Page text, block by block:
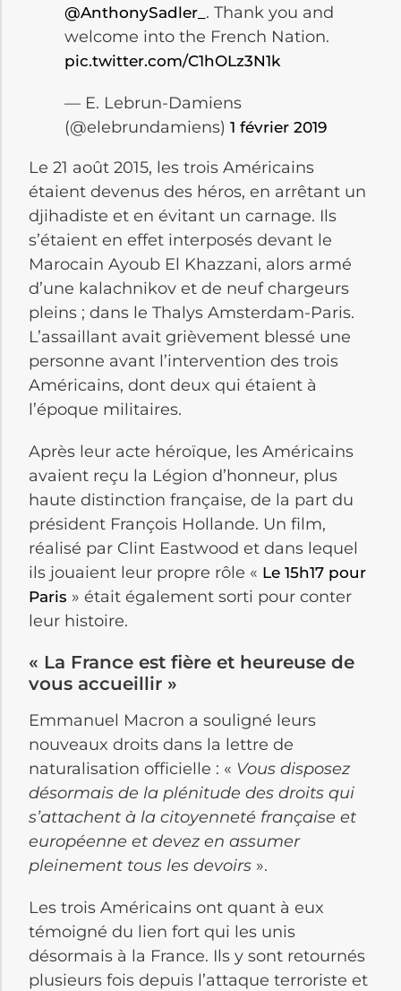
@AnthonySadler_ . Thank you and
welcome into the French Nation.
pic.twitter.com/C1hOLz3N1k
— E. Lebrun-Damiens
(@elebrundamiens) 1 février 2019
Le 21 août 2015, les trois Américains
étaient devenus des héros, en arrêtant un
djihadiste et en évitant un carnage. Ils
s’étaient en effet interposés devant le
Marocain Ayoub El Khazzani, alors armé
d’une kalachnikov et de neuf chargeurs
pleins ; dans le Thalys Amsterdam-Paris.
L’assaillant avait grièvement blessé une
personne avant l’intervention des trois
Américains, dont deux qui étaient à
l’époque militaires.
Après leur acte héroïque, les Américains
avaient reçu la Légion d’honneur, plus
haute distinction française, de la part du
président François Hollande. Un film,
réalisé par Clint Eastwood et dans lequel
ils jouaient leur propre rôle « Le 15h17 pour
Paris » était également sorti pour conter
leur histoire.
« La France est fière et heureuse de
vous accueillir »
Emmanuel Macron a souligné leurs
nouveaux droits dans la lettre de
naturalisation officielle : « Vous disposez
désormais de la plénitude des droits qui
s’attachent à la citoyenneté française et
européenne et devez en assumer
pleinement tous les devoirs ».
Les trois Américains ont quant à eux
témoigné du lien fort qui les unis
désormais à la France. Ils y sont retournés
plusieurs fois depuis l’attaque terroriste et